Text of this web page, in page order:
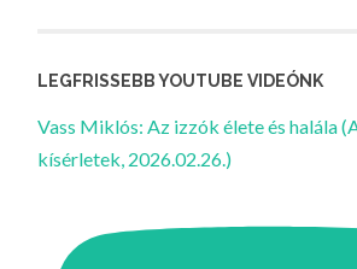
LEGFRISSEBB YOUTUBE VIDEÓNK
Vass Miklós: Az izzók élete és halála
kísérletek, 2026.02.26.)